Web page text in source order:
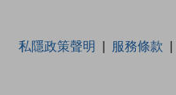
私隱政策聲明 服務條款